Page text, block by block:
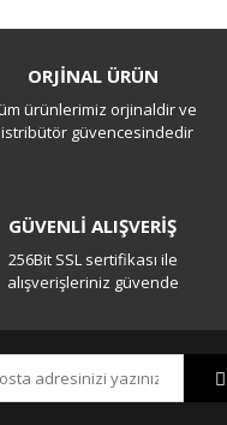
ORJİNAL ÜRÜN
ürünlerimiz orjinaldir ve
güvencesindedir
GÜVENLİ ALIŞVERİŞ
256Bit SSL sertifikası ile
alışverişleriniz güvende